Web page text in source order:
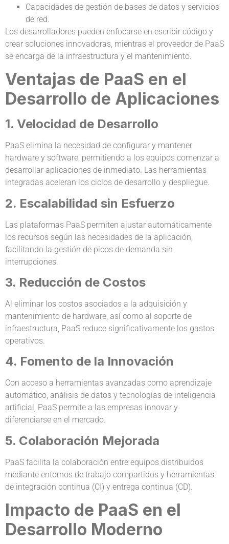
Capacidades de gestión de bases de datos y servicios
de red.
Los desarrolladores pueden enfocarse en escribir código y
crear soluciones innovadoras, mientras el proveedor de PaaS
se encarga de la infraestructura y el mantenimiento.
Ventajas de PaaS en el
Desarrollo de Aplicaciones
1. Velocidad de Desarrollo
PaaS elimina la necesidad de configurar y mantener
hardware y software, permitiendo a los equipos comenzar a
desarrollar aplicaciones de inmediato. Las herramientas
integradas aceleran los ciclos de desarrollo y despliegue.
2. Escalabilidad sin Esfuerzo
Las plataformas PaaS permiten ajustar automáticamente
los recursos según las necesidades de la aplicación,
facilitando la gestión de picos de demanda sin
interrupciones.
3. Reducción de Costos
Al eliminar los costos asociados a la adquisición y
mantenimiento de hardware, así como al soporte de
infraestructura, PaaS reduce significativamente los gastos
operativos.
4. Fomento de la Innovación
Con acceso a herramientas avanzadas como aprendizaje
automático, análisis de datos y tecnologías de inteligencia
artificial, PaaS permite a las empresas innovar y
diferenciarse en el mercado.
5. Colaboración Mejorada
PaaS facilita la colaboración entre equipos distribuidos
mediante entornos de trabajo compartidos y herramientas
de integración continua (CI) y entrega continua (CD).
Impacto de PaaS en el
Desarrollo Moderno